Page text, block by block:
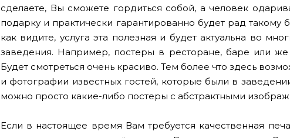
сделаете, Вы сможете гордиться собой, а человек
подарку и практически гарантированно будет рад
как видите, услуга эта полезная и будет актуальна во
заведения. Например, постеры в ресторане, баре или
Будет смотреться очень красиво. Тем более что здесь
и фотографии известных гостей, которые были в
можно просто какие-либо постеры с абстрактными
Если в настоящее время Вам требуется качественная